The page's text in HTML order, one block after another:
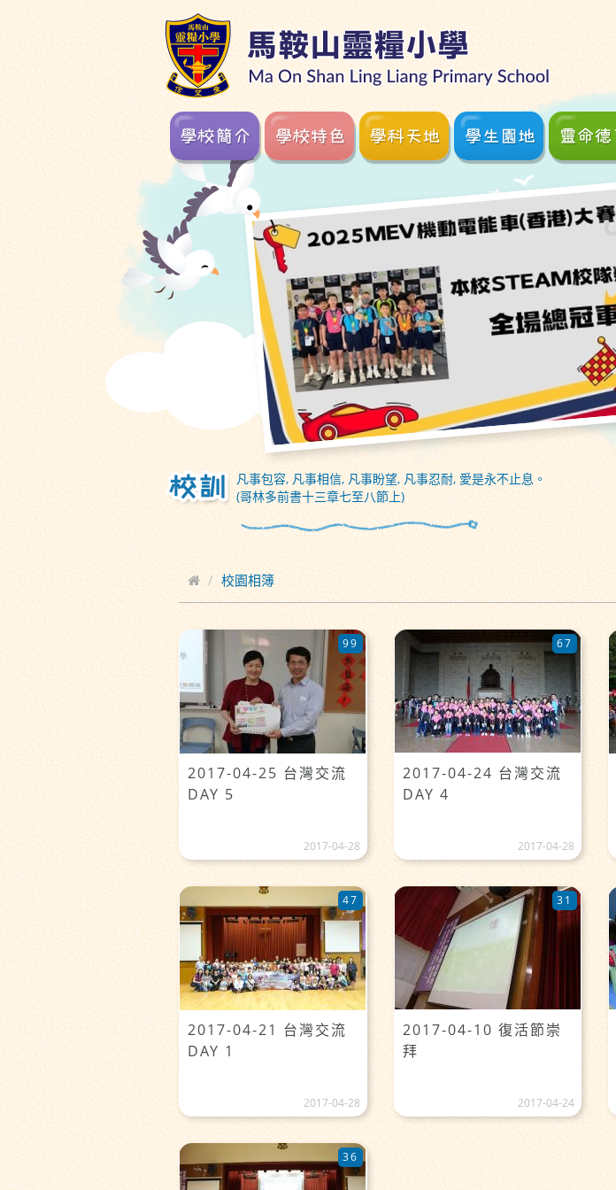
凡事包容, 凡事相信, 凡事盼望, 凡事忍耐, 愛是永不止息。
(哥林多前書十三章七至八節上)
校園相簿
2017-04-25 台灣交流
DAY 5
99
2017-04-28
2017-04-24 台灣交流
DAY 4
67
2017-04-28
2017-04-21 台灣交流
DAY 1
47
2017-04-28
2017-04-10 復活節崇
拜
31
2017-04-24
36